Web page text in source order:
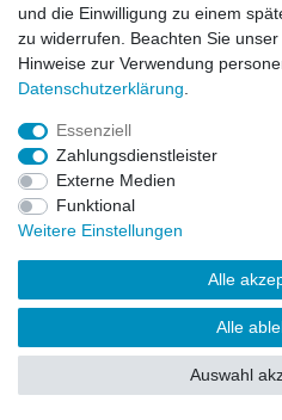
Vertrag widerrufen
© Copyright 2026 | Alle
und die Einwilligung zu einem
zu widerrufen. Beachten Sie unser
Hinweise zur Verwendung
Daten­schutz­erklärung
Essenziell
Zahlungsdienstleister
Externe Medien
Funktional
Weitere Einstellungen
Alle
Alle
Auswahl